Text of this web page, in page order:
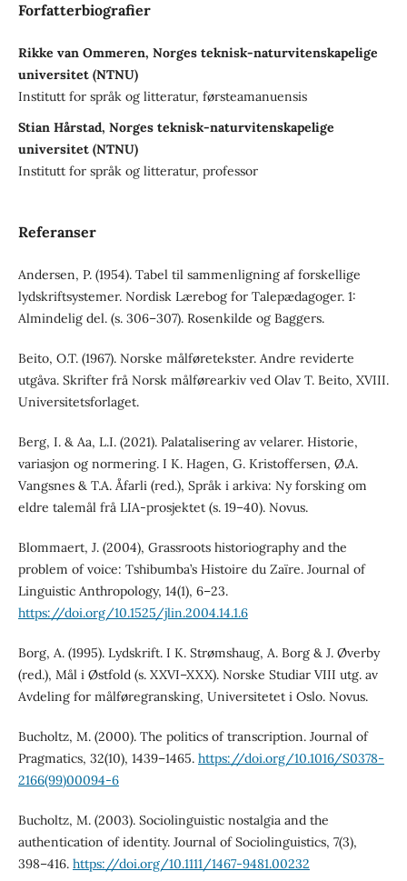
Forfatterbiografier
Rikke van Ommeren, Norges teknisk-naturvitenskapelige
universitet (NTNU)
Institutt for språk og litteratur, førsteamanuensis
Stian Hårstad, Norges teknisk-naturvitenskapelige
universitet (NTNU)
Institutt for språk og litteratur, professor
Referanser
Andersen, P. (1954). Tabel til sammenligning af forskellige
lydskriftsystemer. Nordisk Lærebog for Talepædagoger. 1:
Almindelig del. (s. 306–307). Rosenkilde og Baggers.
Beito, O.T. (1967). Norske målføretekster. Andre reviderte
utgåva. Skrifter frå Norsk målførearkiv ved Olav T. Beito, XVIII.
Universitetsforlaget.
Berg, I. & Aa, L.I. (2021). Palatalisering av velarer. Historie,
variasjon og normering. I K. Hagen, G. Kristoffersen, Ø.A.
Vangsnes & T.A. Åfarli (red.), Språk i arkiva: Ny forsking om
eldre talemål frå LIA-prosjektet (s. 19–40). Novus.
Blommaert, J. (2004), Grassroots historiography and the
problem of voice: Tshibumba’s Histoire du Zaïre. Journal of
Linguistic Anthropology, 14(1), 6–23.
https://doi.org/10.1525/jlin.2004.14.1.6
Borg, A. (1995). Lydskrift. I K. Strømshaug, A. Borg & J. Øverby
(red.), Mål i Østfold (s. XXVI–XXX). Norske Studiar VIII utg. av
Avdeling for målføregransking, Universitetet i Oslo. Novus.
Bucholtz, M. (2000). The politics of transcription. Journal of
Pragmatics, 32(10), 1439–1465. https://doi.org/10.1016/S0378-
2166(99)00094-6
Bucholtz, M. (2003). Sociolinguistic nostalgia and the
authentication of identity. Journal of Sociolinguistics, 7(3),
398–416. https://doi.org/10.1111/1467-9481.00232